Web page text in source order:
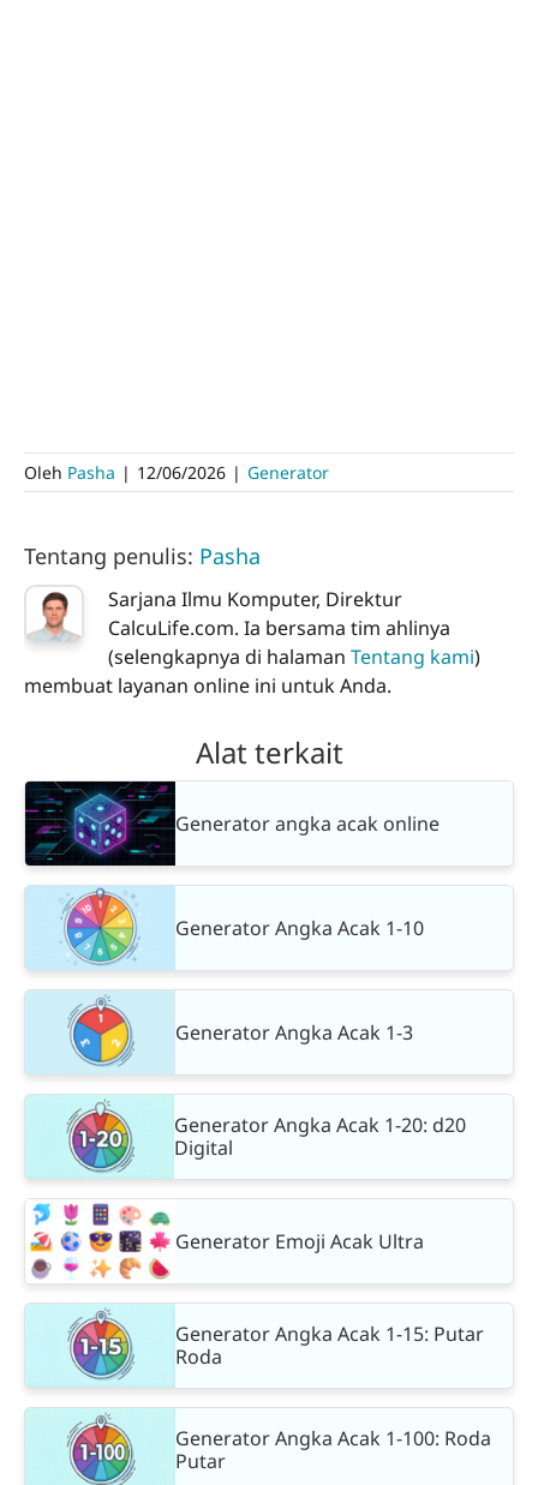
Oleh Pasha | 12/06/2026 | Generator
Tentang penulis: Pasha
Sarjana Ilmu Komputer, Direktur
CalcuLife.com. Ia bersama tim ahlinya
(selengkapnya di halaman Tentang kami)
membuat layanan online ini untuk Anda.
Alat terkait
Generator angka acak online
Generator Angka Acak 1-10
Generator Angka Acak 1-3
Generator Angka Acak 1-20: d20
Digital
Generator Emoji Acak Ultra
Generator Angka Acak 1-15: Putar
Roda
Generator Angka Acak 1-100: Roda
Putar